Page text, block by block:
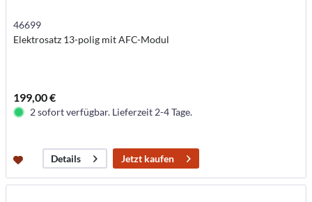
46699
Elektrosatz 13-polig mit AFC-Modul
199,00 €
2 sofort verfügbar. Lieferzeit 2-4 Tage.
Details Jetzt kaufen